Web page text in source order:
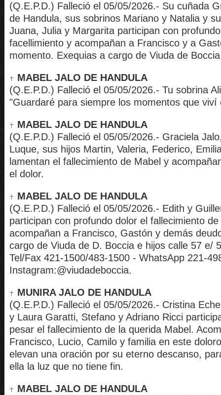
(Q.E.P.D.) Falleció el 05/05/2026.- Su cuñada
de Handula, sus sobrinos Mariano y Natalia y
Juana, Julia y Margarita participan con
facellimiento y acompañan a Francisco y a
momento. Exequias a cargo de Viuda de
MABEL JALO DE HANDULA
(Q.E.P.D.) Falleció el 05/05/2026.- Tu sobrina
"Guardaré para siempre los momentos que viví
MABEL JALO DE HANDULA
(Q.E.P.D.) Falleció el 05/05/2026.- Graciela
Luque, sus hijos Martin, Valeria, Federico,
lamentan el fallecimiento de Mabel y
el dolor.
MABEL JALO DE HANDULA
(Q.E.P.D.) Falleció el 05/05/2026.- Edith y
participan con profundo dolor el fallecimiento
acompañan a Francisco, Gastón y demás
cargo de Viuda de D. Boccia e hijos calle 57 e/
Tel/Fax 421-1500/483-1500 - WhatsApp 221-
Instagram:@viudadeboccia.
MUNIRA JALO DE HANDULA
(Q.E.P.D.) Falleció el 05/05/2026.- Cristina
y Laura Garatti, Stefano y Adriano Ricci
pesar el fallecimiento de la querida Mabel.
Francisco, Lucio, Camilo y familia en este
elevan una oración por su eterno descanso,
ella la luz que no tiene fin.
MABEL JALO DE HANDULA